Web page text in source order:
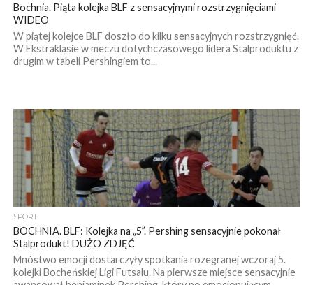
Bochnia. Piąta kolejka BLF z sensacyjnymi rozstrzygnięciami
WIDEO
W piątej kolejce BLF doszło do kilku sensacyjnych rozstrzygnięć.
W Ekstraklasie w meczu dotychczasowego lidera Stalproduktu z
drugim w tabeli Pershingiem to...
SPORT
BOCHNIA. BLF: Kolejka na „5”. Pershing sensacyjnie pokonał
Stalprodukt! DUŻO ZDJĘĆ
Mnóstwo emocji dostarczyły spotkania rozegranej wczoraj 5.
kolejki Bocheńskiej Ligi Futsalu. Na pierwsze miejsce sensacyjnie